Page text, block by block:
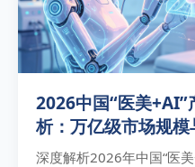
2026中国“医美+AI”
析：万亿级市场规模
合规路径
深度解析2026年中国“医